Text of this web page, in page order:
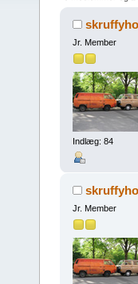
Jr. Member
Indlæg: 84
Jr. Member